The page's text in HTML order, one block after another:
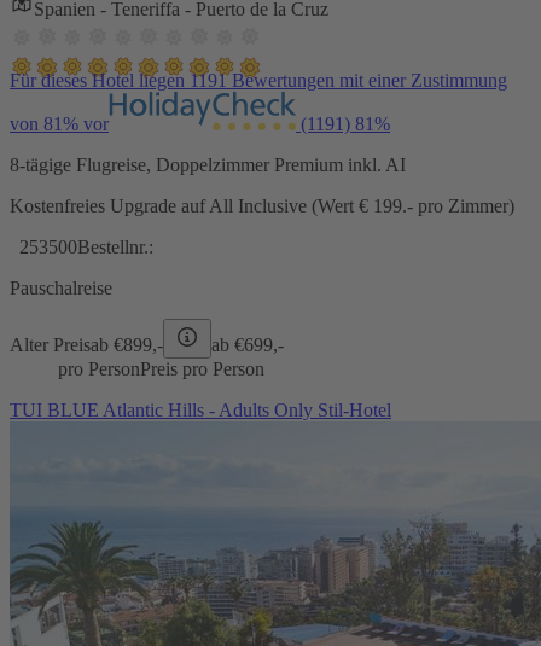
Spanien - Teneriffa - Puerto de la Cruz
Für dieses Hotel liegen 1191 Bewertungen mit einer Zustimmung
von 81% vor (1191) 81%
8-tägige Flugreise, Doppelzimmer Premium inkl. AI
Kostenfreies Upgrade auf All Inclusive (Wert € 199.- pro Zimmer)
253500Bestellnr.:
Pauschalreise
Alter Preisab €899,- ab €699,-
pro PersonPreis pro Person
TUI BLUE Atlantic Hills - Adults Only Stil-Hotel